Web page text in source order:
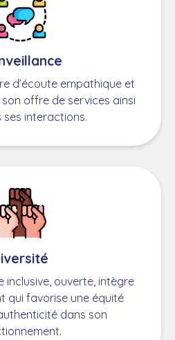
d’écoute empathique et
offre de services ainsi
ses interactions.
inclusive, ouverte, intègre
qui favorise une équité
dans son